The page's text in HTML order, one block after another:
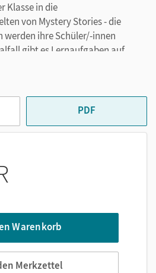
Klasse in die
von Mystery Stories - die
werden ihre Schüler/-innen
gibt es Lernaufgaben auf
Level zur inneren Differenzierung.
PDF
Warenkorb
Merkzettel